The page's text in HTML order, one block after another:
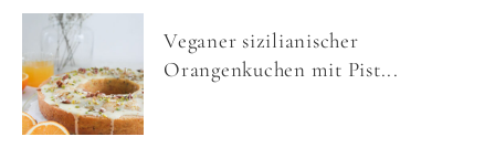
Veganer sizilianischer
Orangenkuchen mit Pist...